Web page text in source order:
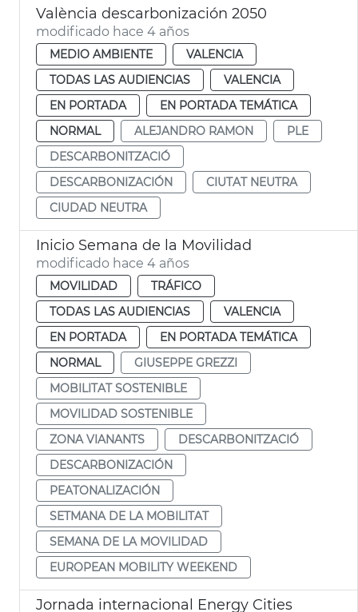
València descarbonización 2050
modificado hace 4 años
MEDIO AMBIENTE
VALENCIA
TODAS LAS AUDIENCIAS
VALENCIA
EN PORTADA
EN PORTADA TEMÁTICA
NORMAL
ALEJANDRO RAMON
PLE
DESCARBONITZACIÓ
DESCARBONIZACIÓN
CIUTAT NEUTRA
CIUDAD NEUTRA
Inicio Semana de la Movilidad
modificado hace 4 años
MOVILIDAD
TRÁFICO
TODAS LAS AUDIENCIAS
VALENCIA
EN PORTADA
EN PORTADA TEMÁTICA
NORMAL
GIUSEPPE GREZZI
MOBILITAT SOSTENIBLE
MOVILIDAD SOSTENIBLE
ZONA VIANANTS
DESCARBONITZACIÓ
DESCARBONIZACIÓN
PEATONALIZACIÓN
SETMANA DE LA MOBILITAT
SEMANA DE LA MOVILIDAD
EUROPEAN MOBILITY WEEKEND
Jornada internacional Energy Cities